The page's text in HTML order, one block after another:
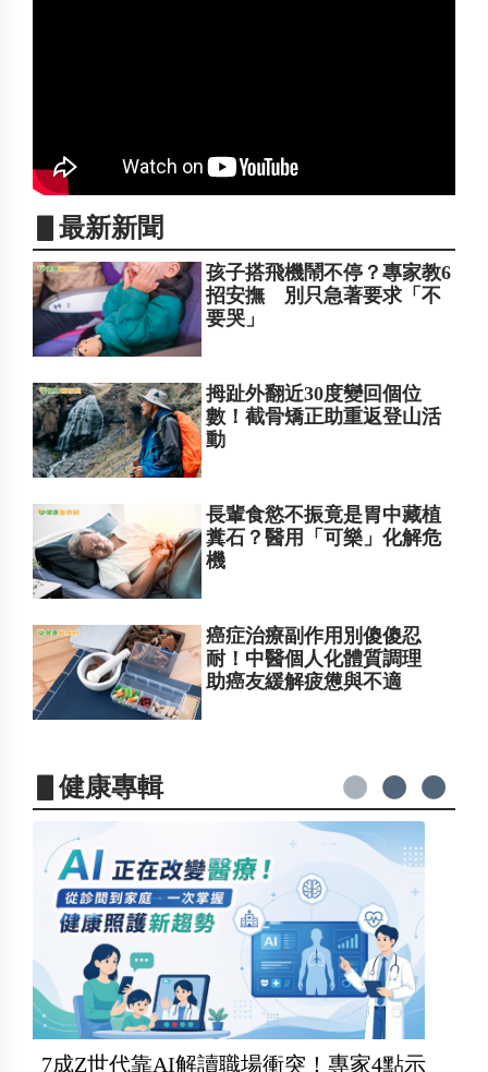
▋最新新聞
孩子搭飛機鬧不停？專家教6
招安撫 別只急著要求「不
要哭」
拇趾外翻近30度變回個位
數！截骨矯正助重返登山活
動
長輩食慾不振竟是胃中藏植
糞石？醫用「可樂」化解危
機
癌症治療副作用別傻傻忍
耐！中醫個人化體質調理
助癌友緩解疲憊與不適
▋健康專輯
7成Z世代靠AI解讀職場衝突！專家4點示